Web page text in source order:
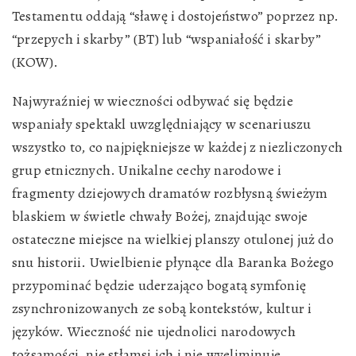
Testamentu oddają “sławę i dostojeństwo” poprzez np.
“przepych i skarby” (BT) lub “wspaniałość i skarby”
(KOW).
Najwyraźniej w wieczności odbywać się będzie
wspaniały spektakl uwzględniający w scenariuszu
wszystko to, co najpiękniejsze w każdej z niezliczonych
grup etnicznych. Unikalne cechy narodowe i
fragmenty dziejowych dramatów rozbłysną świeżym
blaskiem w świetle chwały Bożej, znajdując swoje
ostateczne miejsce na wielkiej planszy otulonej już do
snu historii. Uwielbienie płynące dla Baranka Bożego
przypominać będzie uderzająco bogatą symfonię
zsynchronizowanych ze sobą kontekstów, kultur i
języków. Wieczność nie ujednolici narodowych